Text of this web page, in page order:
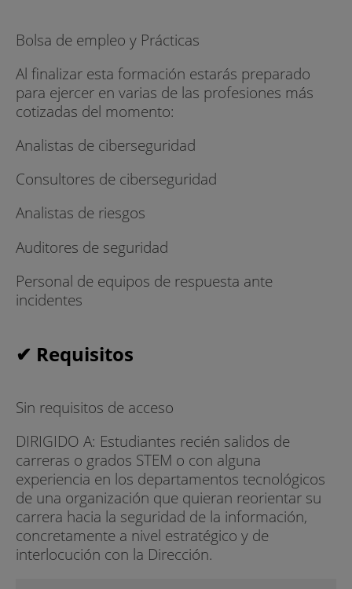
Bolsa de empleo y Prácticas
Al finalizar esta formación estarás preparado
para ejercer en varias de las profesiones más
cotizadas del momento:
Analistas de ciberseguridad
Consultores de ciberseguridad
Analistas de riesgos
Auditores de seguridad
Personal de equipos de respuesta ante
incidentes
✔ Requisitos
Sin requisitos de acceso
DIRIGIDO A: Estudiantes recién salidos de
carreras o grados STEM o con alguna
experiencia en los departamentos tecnológicos
de una organización que quieran reorientar su
carrera hacia la seguridad de la información,
concretamente a nivel estratégico y de
interlocución con la Dirección.